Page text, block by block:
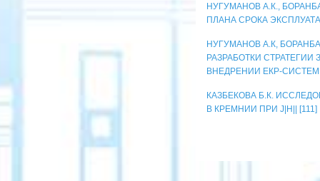
НУГУМАНОВ А.К.,
ПЛАНА СРОКА
НУГУМАНОВ А.К,
РАЗРАБОТКИ
ВНЕДРЕНИИ ЕКР-
КАЗБЕКОВА Б.К.
В КРЕМНИИ ПРИ J|Н|| [111]